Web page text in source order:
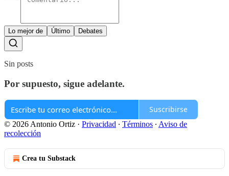
Lo mejor de Último Debates
Sin posts
Por supuesto, sigue adelante.
Suscribirse
© 2026 Antonio Ortiz · Privacidad ∙ Términos ∙ Aviso de
recolección
Crea tu Substack